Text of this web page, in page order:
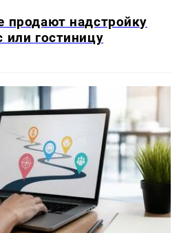
продают надстройку
или гостиницу